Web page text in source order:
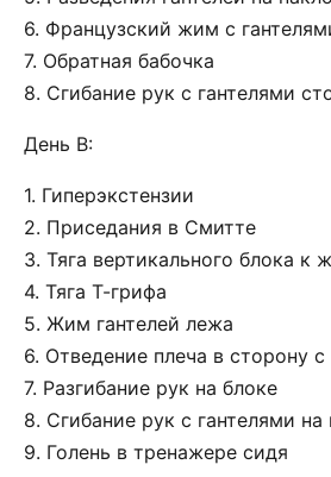
6. Французский жим с
7. Обратная бабочка
8. Сгибание рук с гантелями
День В:
1. Гиперэкстензии
2. Приседания в Смитте
3. Тяга вертикального блока к
4. Тяга Т-грифа
5. Жим гантелей лежа
6. Отведение плеча в сторону с
7. Разгибание рук на блоке
8. Сгибание рук с гантелями
9. Голень в тренажере сидя